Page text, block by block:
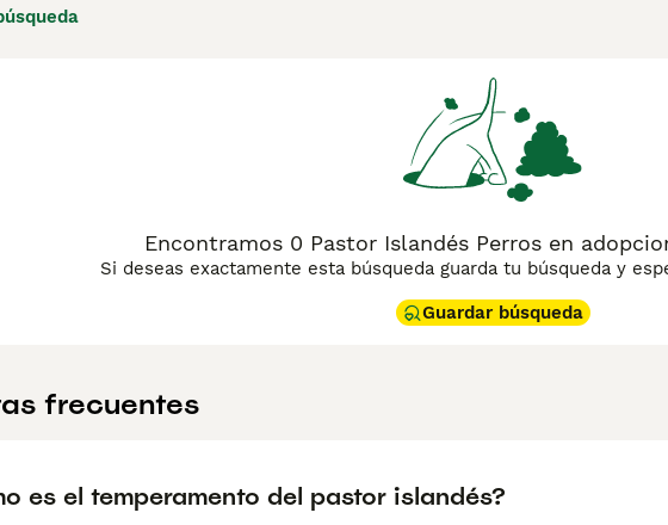
para más información sobre esta raza.
Encontramos 0 Pastor Islandés Perros en
Si deseas exactamente esta búsqueda guarda tu búsqueda y
Guardar búsqueda
frecuentes
es el temperamento del pastor islandés?